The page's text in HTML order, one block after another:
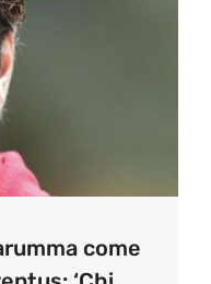
come